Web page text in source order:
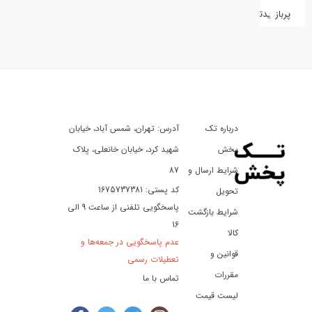
کفش
سفر
تفریح
پربازدیدترین
درباره تک
پخش
شرایط ارسال و
تحویل
شرایط بازگشت
کالا
قوانین و
مقررات
لیست قیمت
آدرس: تهران، شمس آباد، خیابان
شهید کرد، خیابان خانعلی، پلاک
87
کد پستی: 1675737381
پاسخگویی تلفنی از ساعت 9 الی
16
عدم پاسخگویی در جمعه‌ها و
تعطیلات رسمی
تماس با ما